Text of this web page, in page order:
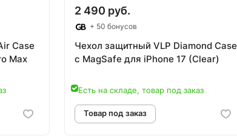
Case
Max
2 490 руб.
+ 50 бонусов
Чехол защитный VLP Diamond Case
с MagSafe для iPhone 17 (Clear)
Есть на складе, товар под заказ